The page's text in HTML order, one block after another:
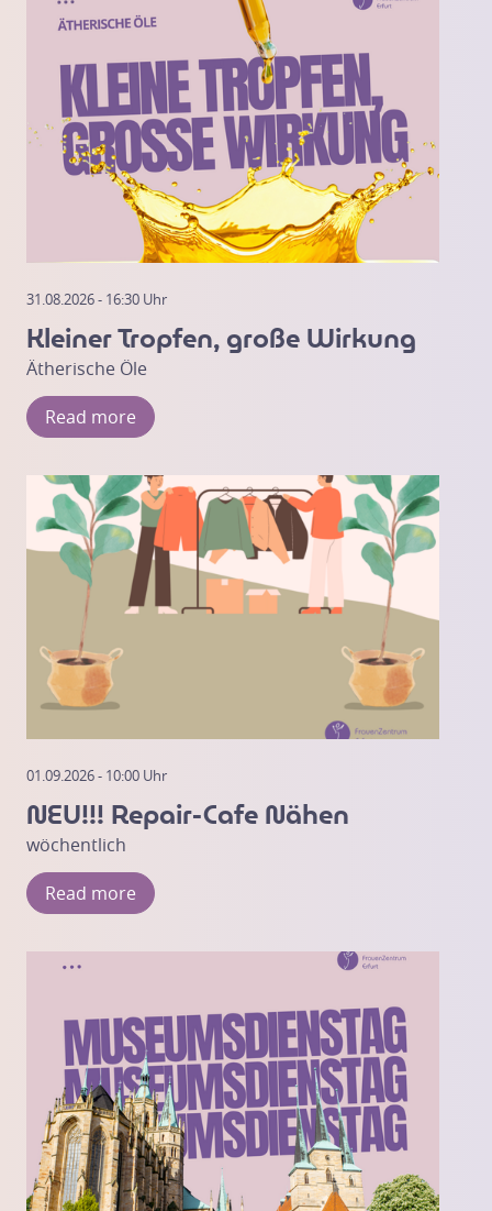
31.08.2026 - 16:30 Uhr
Kleiner Tropfen, große Wirkung
Ätherische Öle
Read more
01.09.2026 - 10:00 Uhr
NEU!!! Repair-Cafe Nähen
wöchentlich
Read more